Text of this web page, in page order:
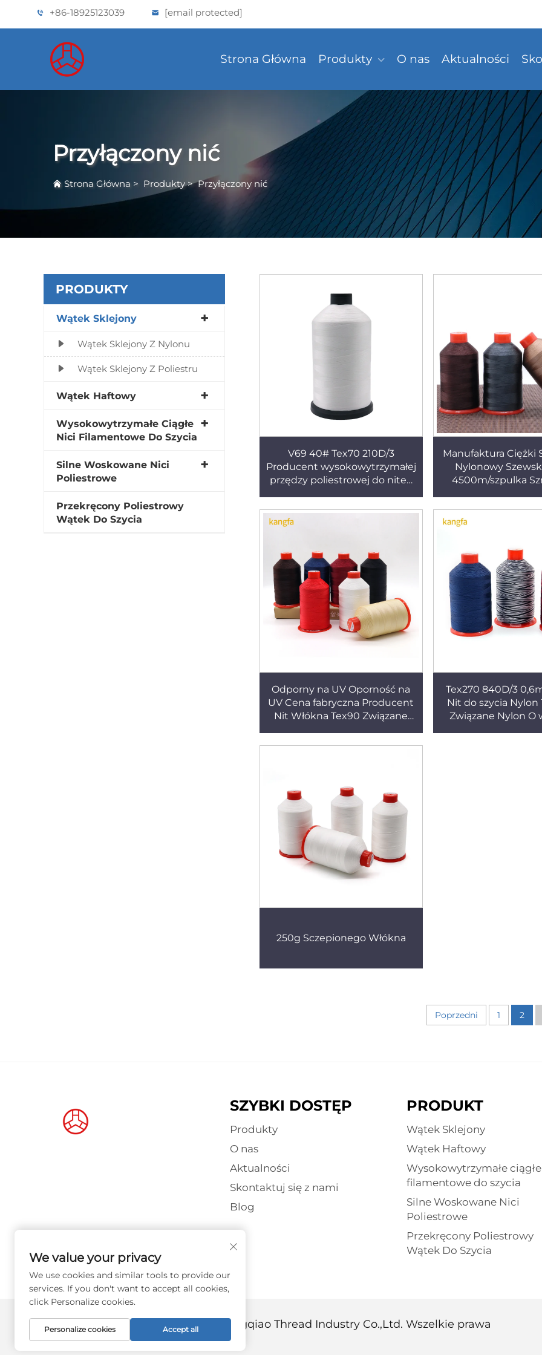
+86-18925123039 [email protected]
Strona Główna Produkty O nas Aktualności
Przyłączony nić
Strona Główna > Produkty>Przyłączony nić
PRODUKTY
Wątek Sklejony
Wątek Sklejony Z Nylonu
Wątek Sklejony Z Poliestru
Wątek Haftowy
Wysokowytrzymałe Ciągłe
Nici Filamentowe Do Szycia
Silne Woskowane Nici
Poliestrowe
Przekręcony Poliestrowy
Wątek Do Szycia
V69 40# Tex70 210D/3
Producent wysokowytrzymałej
przędzy poliestrowej do nitek
Manufaktura Ciężki
Nylonowy
4500m/szpulka
Zastosowań
Odporny na UV Oporność na
UV Cena fabryczna Producent
Nit Włókna Tex90 Związane
Tex270 840D/3
Nit do szycia Nylon
Związane Nylon O
250g Sczepionego Włókna
Poprzedni 1 2
SZYBKI DOSTĘP
Produkty
O nas
Aktualności
Skontaktuj się z nami
Blog
PRODUKT
Wątek Sklejony
Wątek Haftowy
Wysokowytrzymałe
filamentowe do szycia
Silne Woskowane Nici
Poliestrowe
Przekręcony Poliestrowy
Wątek Do Szycia
Copyright © 2026 Guangzhou Hongqiao Thread Industry Co.,Ltd. Wszelkie prawa
zastrzeżone. -Polityka prywatności
We value your privacy
We use cookies and similar tools to provide our
services. If you don't want to accept all cookies,
click Personalize cookies.
Personalize cookies Accept all